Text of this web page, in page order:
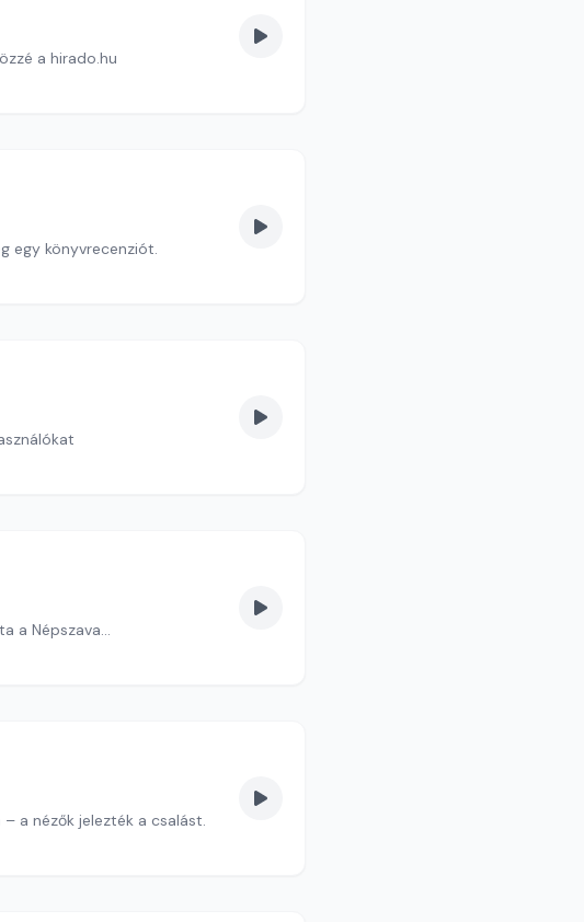
a hirado.hu
egy könyvrecenziót.
a Népszava...
a nézők jelezték a csalást.